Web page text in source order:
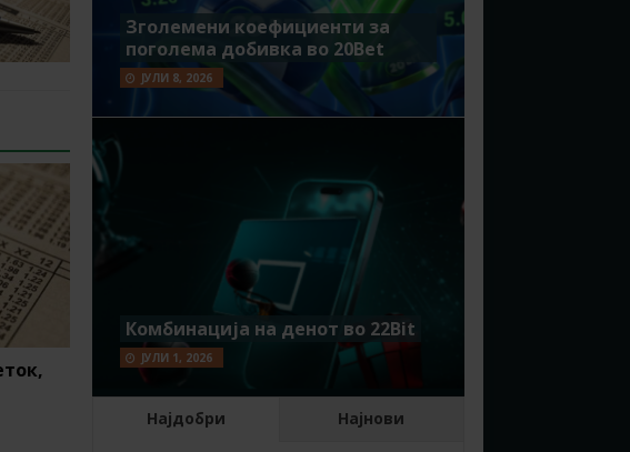
Зголемени коефициенти за
поголема добивка во 20Bet
ЈУЛИ 8, 2026
Комбинација на денот во 22Bit
ЈУЛИ 1, 2026
Најдобри Најнови